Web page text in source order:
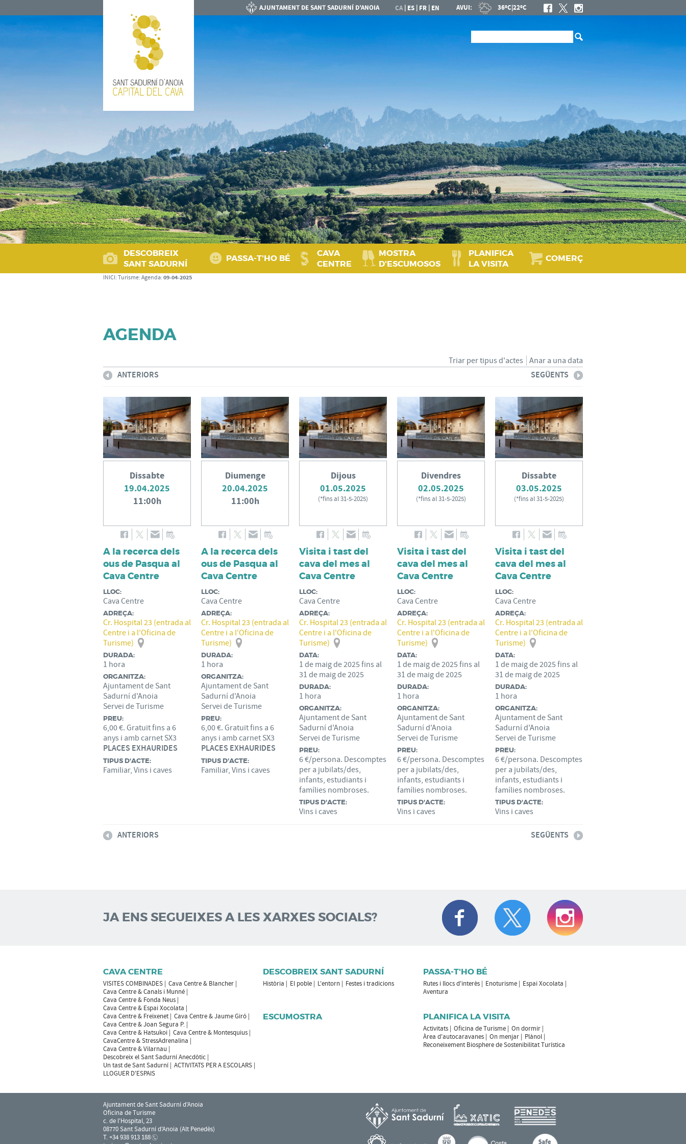
CA| ES | FR | EN AVUI: 36ºC|22ºC
DESCOBREIX
SANT SADURNÍ
PASSA‑T'HO BÉ
CAVA
CENTRE
MOSTRA
D'ESCUMOSOS
PLANIFICA
LA VISITA
COMERÇ
INICI: Turisme: Agenda: 09-04-2025
AGENDA
Triar per tipus d'actes Anar a una data
ANTERIORS SEGÜENTS
Dissabte
19.04.2025
11:00h
A la recerca dels
ous de Pasqua al
Cava Centre
LLOC:
Cava Centre
ADREÇA:
Cr. Hospital 23 (entrada al
Centre i a l'Oficina de
Turisme)
DURADA:
1 hora
ORGANITZA:
Ajuntament de Sant
Sadurní d'Anoia
Servei de Turisme
PREU:
6,00 €. Gratuït fins a 6
anys i amb carnet SX3
PLACES EXHAURIDES
TIPUS D'ACTE:
Familiar, Vins i caves
Diumenge
20.04.2025
11:00h
A la recerca dels
ous de Pasqua al
Cava Centre
LLOC:
Cava Centre
ADREÇA:
Cr. Hospital 23 (entrada al
Centre i a l'Oficina de
Turisme)
DURADA:
1 hora
ORGANITZA:
Ajuntament de Sant
Sadurní d'Anoia
Servei de Turisme
PREU:
6,00 €. Gratuït fins a 6
anys i amb carnet SX3
PLACES EXHAURIDES
TIPUS D'ACTE:
Familiar, Vins i caves
Dijous
01.05.2025
(*fins al 31-5-2025)
Visita i tast del
cava del mes al
Cava Centre
LLOC:
Cava Centre
ADREÇA:
Cr. Hospital 23 (entrada al
Centre i a l'Oficina de
Turisme)
DATA:
1 de maigde2025 fins al
31 de maigde2025
DURADA:
1 hora
ORGANITZA:
Ajuntament de Sant
Sadurní d'Anoia
Servei de Turisme
PREU:
6 €/persona. Descomptes
per a jubilats/des,
infants, estudiants i
famílies nombroses.
TIPUS D'ACTE:
Vins i caves
Divendres
02.05.2025
(*fins al 31-5-2025)
Visita i tast del
cava del mes al
Cava Centre
LLOC:
Cava Centre
ADREÇA:
Cr. Hospital 23 (entrada al
Centre i a l'Oficina de
Turisme)
DATA:
1 de maigde2025 fins al
31 de maigde2025
DURADA:
1 hora
ORGANITZA:
Ajuntament de Sant
Sadurní d'Anoia
Servei de Turisme
PREU:
6 €/persona. Descomptes
per a jubilats/des,
infants, estudiants i
famílies nombroses.
TIPUS D'ACTE:
Vins i caves
Dissabte
03.05.2025
(*fins al 31-5-2025)
Visita i tast del
cava del mes al
Cava Centre
LLOC:
Cava Centre
ADREÇA:
Cr. Hospital 23 (entrada al
Centre i a l'Oficina de
Turisme)
DATA:
1 de maigde2025 fins al
31 de maigde2025
DURADA:
1 hora
ORGANITZA:
Ajuntament de Sant
Sadurní d'Anoia
Servei de Turisme
PREU:
6 €/persona. Descomptes
per a jubilats/des,
infants, estudiants i
famílies nombroses.
TIPUS D'ACTE:
Vins i caves
ANTERIORS SEGÜENTS
JA ENS SEGUEIXES A LES XARXES SOCIALS?
CAVA CENTRE
VISITES COMBINADES
Cava Centre & Blancher
Cava Centre & Canals i Munné
Cava Centre & Fonda Neus
Cava Centre & Espai Xocolata
Cava Centre & Freixenet
Cava Centre & Jaume Giró
Cava Centre & Joan Segura P.
Cava Centre & Hatsukoi
Cava Centre & Montesquius
CavaCentre & StressAdrenalina
Cava Centre & Vilarnau
Descobreix el Sant Sadurní Anecdòtic
Un tast de Sant Sadurní
ACTIVITATS PER A ESCOLARS
LLOGUER D'ESPAIS
DESCOBREIX SANT SADURNÍ
Història El poble L'entorn Festes i tradicions
PASSA-T'HO BÉ
Rutes i llocs d'interès Enoturisme
Espai Xocolata
Aventura
ESCUMOSTRA PLANIFICA LA VISITA
Activitats Oficina de Turisme
On dormir
Àrea d'autocaravanes
On menjar
Plànol
Reconeixement Biosphere de Sostenibilitat Turística
Ajuntament de Sant Sadurní d'Anoia
Oficina de Turisme
c. de l'Hospital, 23
08770 Sant Sadurní d'Anoia (Alt Penedès)
T. +34 938 913 188